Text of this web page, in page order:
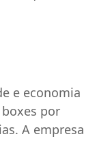
e economia
por
A empresa